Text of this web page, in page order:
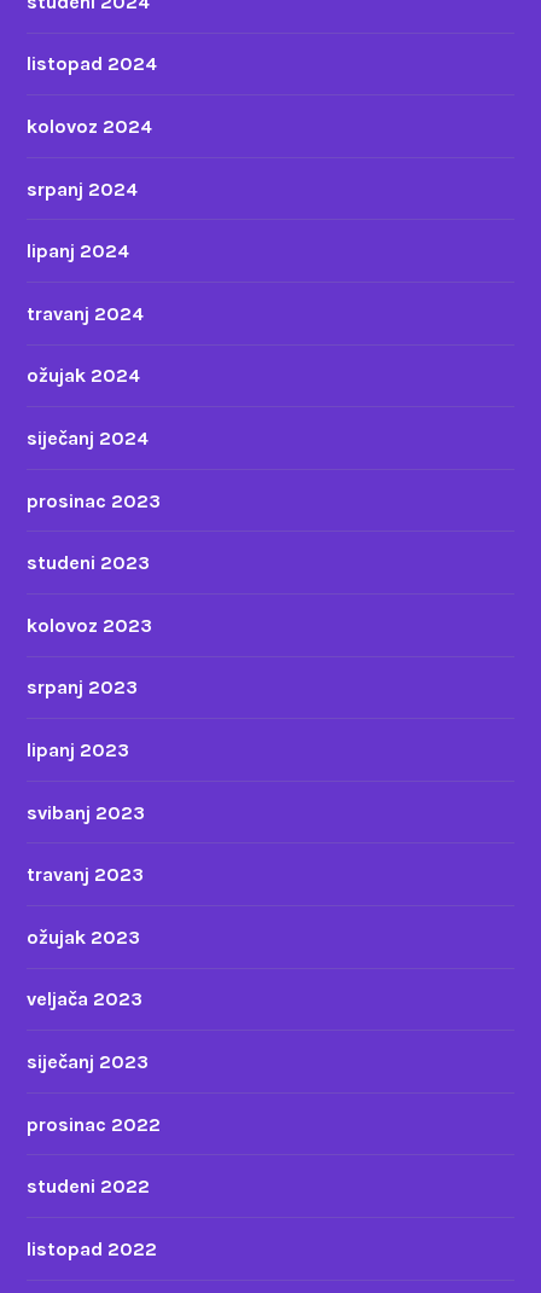
listopad 2024
kolovoz 2024
srpanj 2024
lipanj 2024
travanj 2024
ožujak 2024
siječanj 2024
prosinac 2023
studeni 2023
kolovoz 2023
srpanj 2023
lipanj 2023
svibanj 2023
travanj 2023
ožujak 2023
veljača 2023
siječanj 2023
prosinac 2022
studeni 2022
listopad 2022